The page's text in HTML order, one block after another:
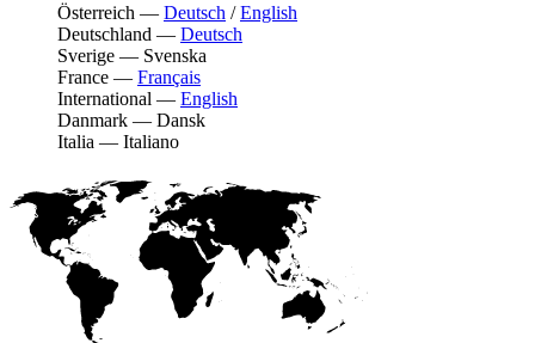
Österreich — Deutsch /English
Deutschland — Deutsch
Sverige — Svenska
France — Français
International — English
Danmark — Dansk
Italia — Italiano